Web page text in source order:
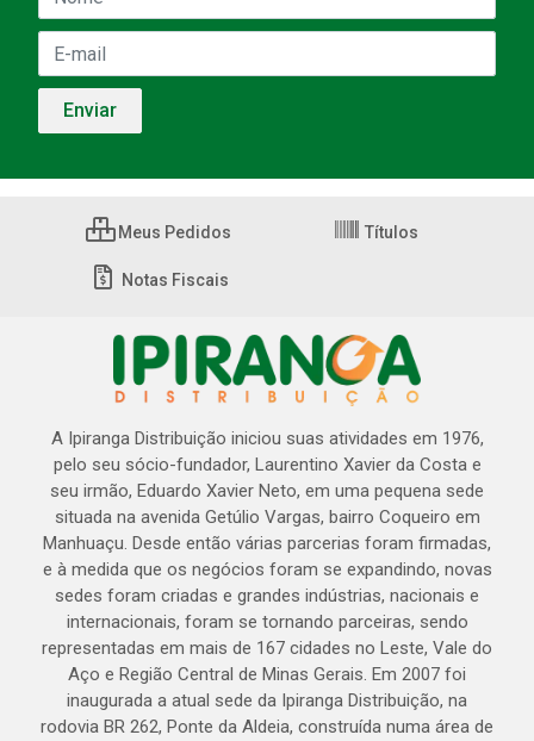
Meus Pedidos Títulos
Notas Fiscais
A Ipiranga Distribuição iniciou suas atividades em 1976,
pelo seu sócio-fundador, Laurentino Xavier da Costa e
seu irmão, Eduardo Xavier Neto, em uma pequena sede
situada na avenida Getúlio Vargas, bairro Coqueiro em
Manhuaçu. Desde então várias parcerias foram firmadas,
e à medida que os negócios foram se expandindo, novas
sedes foram criadas e grandes indústrias, nacionais e
internacionais, foram se tornando parceiras, sendo
representadas em mais de 167 cidades no Leste, Vale do
Aço e Região Central de Minas Gerais. Em 2007 foi
inaugurada a atual sede da Ipiranga Distribuição, na
rodovia BR 262, Ponte da Aldeia, construída numa área de